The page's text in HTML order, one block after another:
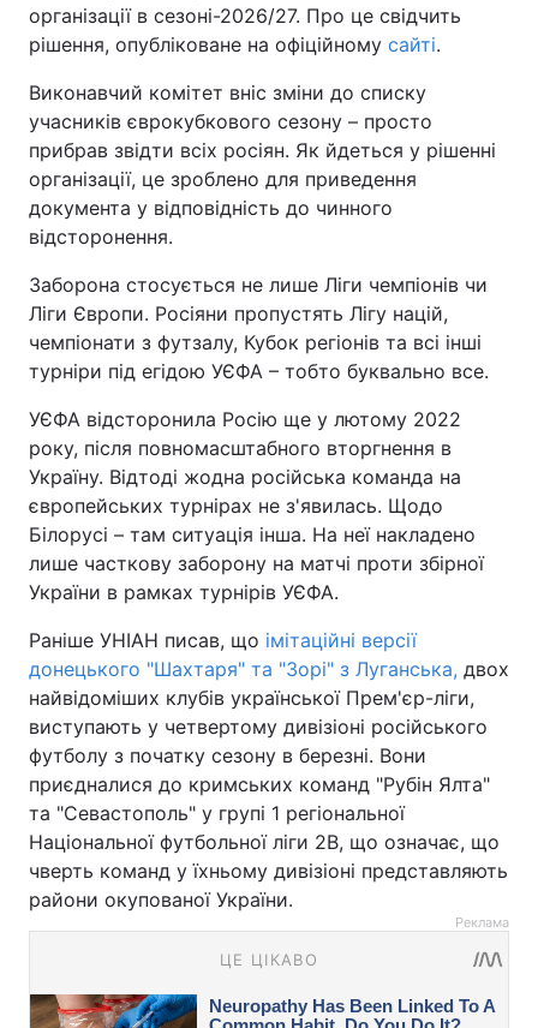
організації в сезоні-2026/27. Про це свідчить
рішення, опубліковане на офіційному сайті.
Виконавчий комітет вніс зміни до списку
учасників єврокубкового сезону – просто
прибрав звідти всіх росіян. Як йдеться у рішенні
організації, це зроблено для приведення
документа у відповідність до чинного
відсторонення.
Заборона стосується не лише Ліги чемпіонів чи
Ліги Європи. Росіяни пропустять Лігу націй,
чемпіонати з футзалу, Кубок регіонів та всі інші
турніри під егідою УЄФА – тобто буквально все.
УЄФА відсторонила Росію ще у лютому 2022
року, після повномасштабного вторгнення в
Україну. Відтоді жодна російська команда на
європейських турнірах не з'явилась. Щодо
Білорусі – там ситуація інша. На неї накладено
лише часткову заборону на матчі проти збірної
України в рамках турнірів УЄФА.
Раніше УНІАН писав, що імітаційні версії
донецького "Шахтаря" та "Зорі" з Луганська, двох
найвідоміших клубів української Прем'єр-ліги,
виступають у четвертому дивізіоні російського
футболу з початку сезону в березні. Вони
приєдналися до кримських команд "Рубін Ялта"
та "Севастополь" у групі 1 регіональної
Національної футбольної ліги 2B, що означає, що
чверть команд у їхньому дивізіоні представляють
райони окупованої України.
Реклама